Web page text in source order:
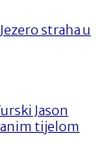
straha u
Jason
tijelom